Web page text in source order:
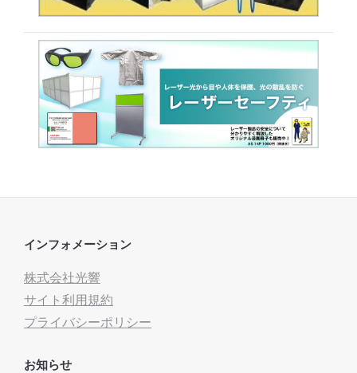
インフォメーション
株式会社光響
サイト利用規約
プライバシーポリシー
お知らせ